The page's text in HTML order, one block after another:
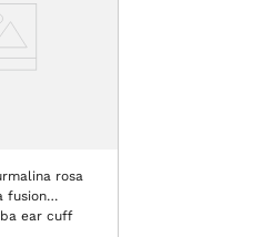
rosa
fusion
ear cuff